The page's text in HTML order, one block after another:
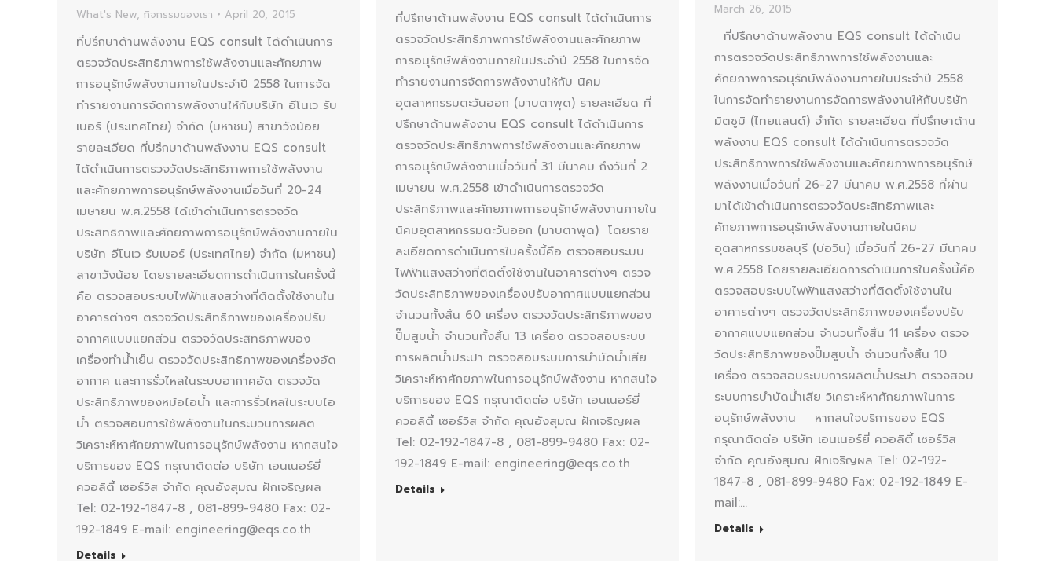
What's New, กิจกรรมของเรา April 20, 2015
ที่ปรึกษาด้านพลังงาน EQS consult ได้ดำเนินการ
ตรวจวัดประสิทธิภาพการใช้พลังงานและศักยภาพ
การอนุรักษ์พลังงานภายในประจำปี 2558 ในการจัด
ทำรายงานการจัดการพลังงานให้กับบริษัท อีโนเว รับ
เบอร์ (ประเทศไทย) จำกัด (มหาชน) สาขาวังน้อย
รายละเอียด ที่ปรึกษาด้านพลังงาน EQS consult
ได้ดำเนินการตรวจวัดประสิทธิภาพการใช้พลังงาน
และศักยภาพการอนุรักษ์พลังงานเมื่อวันที่ 20-24
เมษายน พ.ศ.2558 ได้เข้าดำเนินการตรวจวัด
ประสิทธิภาพและศักยภาพการอนุรักษ์พลังงานภายใน
บริษัท อีโนเว รับเบอร์ (ประเทศไทย) จำกัด (มหาชน)
สาขาวังน้อย โดยรายละเอียดการดำเนินการในครั้งนี้
คือ ตรวจสอบระบบไฟฟ้าแสงสว่างที่ติดตั้งใช้งานใน
อาคารต่างๆ ตรวจวัดประสิทธิภาพของเครื่องปรับ
อากาศแบบแยกส่วน ตรวจวัดประสิทธิภาพของ
เครื่องทำน้ำเย็น ตรวจวัดประสิทธิภาพของเครื่องอัด
อากาศ และการรั่วไหลในระบบอากาศอัด ตรวจวัด
ประสิทธิภาพของหม้อไอน้ำ และการรั่วไหลในระบบไอ
น้ำ ตรวจสอบการใช้พลังงานในกระบวนการผลิต
วิเคราะห์หาศักยภาพในการอนุรักษ์พลังงาน หากสนใจ
บริการของ EQS กรุณาติดต่อ บริษัท เอนเนอร์ยี่
ควอลิตี้ เซอร์วิส จำกัด คุณอังสุมณ ฝักเจริญผล
Tel: 02-192-1847-8 , 081-899-9480 Fax: 02-
192-1849 E-mail: engineering@eqs.co.th
Details
ที่ปรึกษาด้านพลังงาน EQS consult ได้ดำเนินการ
ตรวจวัดประสิทธิภาพการใช้พลังงานและศักยภาพ
การอนุรักษ์พลังงานภายในประจำปี 2558 ในการจัด
ทำรายงานการจัดการพลังงานให้กับ นิคม
อุตสาหกรรมตะวันออก (มาบตาพุด) รายละเอียด ที่
ปรึกษาด้านพลังงาน EQS consult ได้ดำเนินการ
ตรวจวัดประสิทธิภาพการใช้พลังงานและศักยภาพ
การอนุรักษ์พลังงานเมื่อวันที่ 31 มีนาคม ถึงวันที่ 2
เมษายน พ.ศ.2558 เข้าดำเนินการตรวจวัด
ประสิทธิภาพและศักยภาพการอนุรักษ์พลังงานภายใน
นิคมอุตสาหกรรมตะวันออก (มาบตาพุด) โดยราย
ละเอียดการดำเนินการในครั้งนี้คือ ตรวจสอบระบบ
ไฟฟ้าแสงสว่างที่ติดตั้งใช้งานในอาคารต่างๆ ตรวจ
วัดประสิทธิภาพของเครื่องปรับอากาศแบบแยกส่วน
จำนวนทั้งสิ้น 60 เครื่อง ตรวจวัดประสิทธิภาพของ
ปั๊มสูบน้ำ จำนวนทั้งสิ้น 13 เครื่อง ตรวจสอบระบบ
การผลิตน้ำประปา ตรวจสอบระบบการบำบัดน้ำเสีย
วิเคราะห์หาศักยภาพในการอนุรักษ์พลังงาน หากสนใจ
บริการของ EQS กรุณาติดต่อ บริษัท เอนเนอร์ยี่
ควอลิตี้ เซอร์วิส จำกัด คุณอังสุมณ ฝักเจริญผล
Tel: 02-192-1847-8 , 081-899-9480 Fax: 02-
192-1849 E-mail: engineering@eqs.co.th
Details
March 26, 2015
ที่ปรึกษาด้านพลังงาน EQS consult ได้ดำเนิน
การตรวจวัดประสิทธิภาพการใช้พลังงานและ
ศักยภาพการอนุรักษ์พลังงานภายในประจำปี 2558
ในการจัดทำรายงานการจัดการพลังงานให้กับบริษัท
มิตซูมิ (ไทยแลนด์) จำกัด รายละเอียด ที่ปรึกษาด้าน
พลังงาน EQS consult ได้ดำเนินการตรวจวัด
ประสิทธิภาพการใช้พลังงานและศักยภาพการอนุรักษ์
พลังงานเมื่อวันที่ 26-27 มีนาคม พ.ศ.2558 ที่ผ่าน
มาได้เข้าดำเนินการตรวจวัดประสิทธิภาพและ
ศักยภาพการอนุรักษ์พลังงานภายในนิคม
อุตสาหกรรมชลบุรี (บ่อวิน) เมื่อวันที่ 26-27 มีนาคม
พ.ศ.2558 โดยรายละเอียดการดำเนินการในครั้งนี้คือ
ตรวจสอบระบบไฟฟ้าแสงสว่างที่ติดตั้งใช้งานใน
อาคารต่างๆ ตรวจวัดประสิทธิภาพของเครื่องปรับ
อากาศแบบแยกส่วน จำนวนทั้งสิ้น 11 เครื่อง ตรวจ
วัดประสิทธิภาพของปั๊มสูบน้ำ จำนวนทั้งสิ้น 10
เครื่อง ตรวจสอบระบบการผลิตน้ำประปา ตรวจสอบ
ระบบการบำบัดน้ำเสีย วิเคราะห์หาศักยภาพในการ
อนุรักษ์พลังงาน หากสนใจบริการของ EQS
กรุณาติดต่อ บริษัท เอนเนอร์ยี่ ควอลิตี้ เซอร์วิส
จำกัด คุณอังสุมณ ฝักเจริญผล Tel: 02-192-
1847-8 , 081-899-9480 Fax: 02-192-1849 E-
mail:…
Details